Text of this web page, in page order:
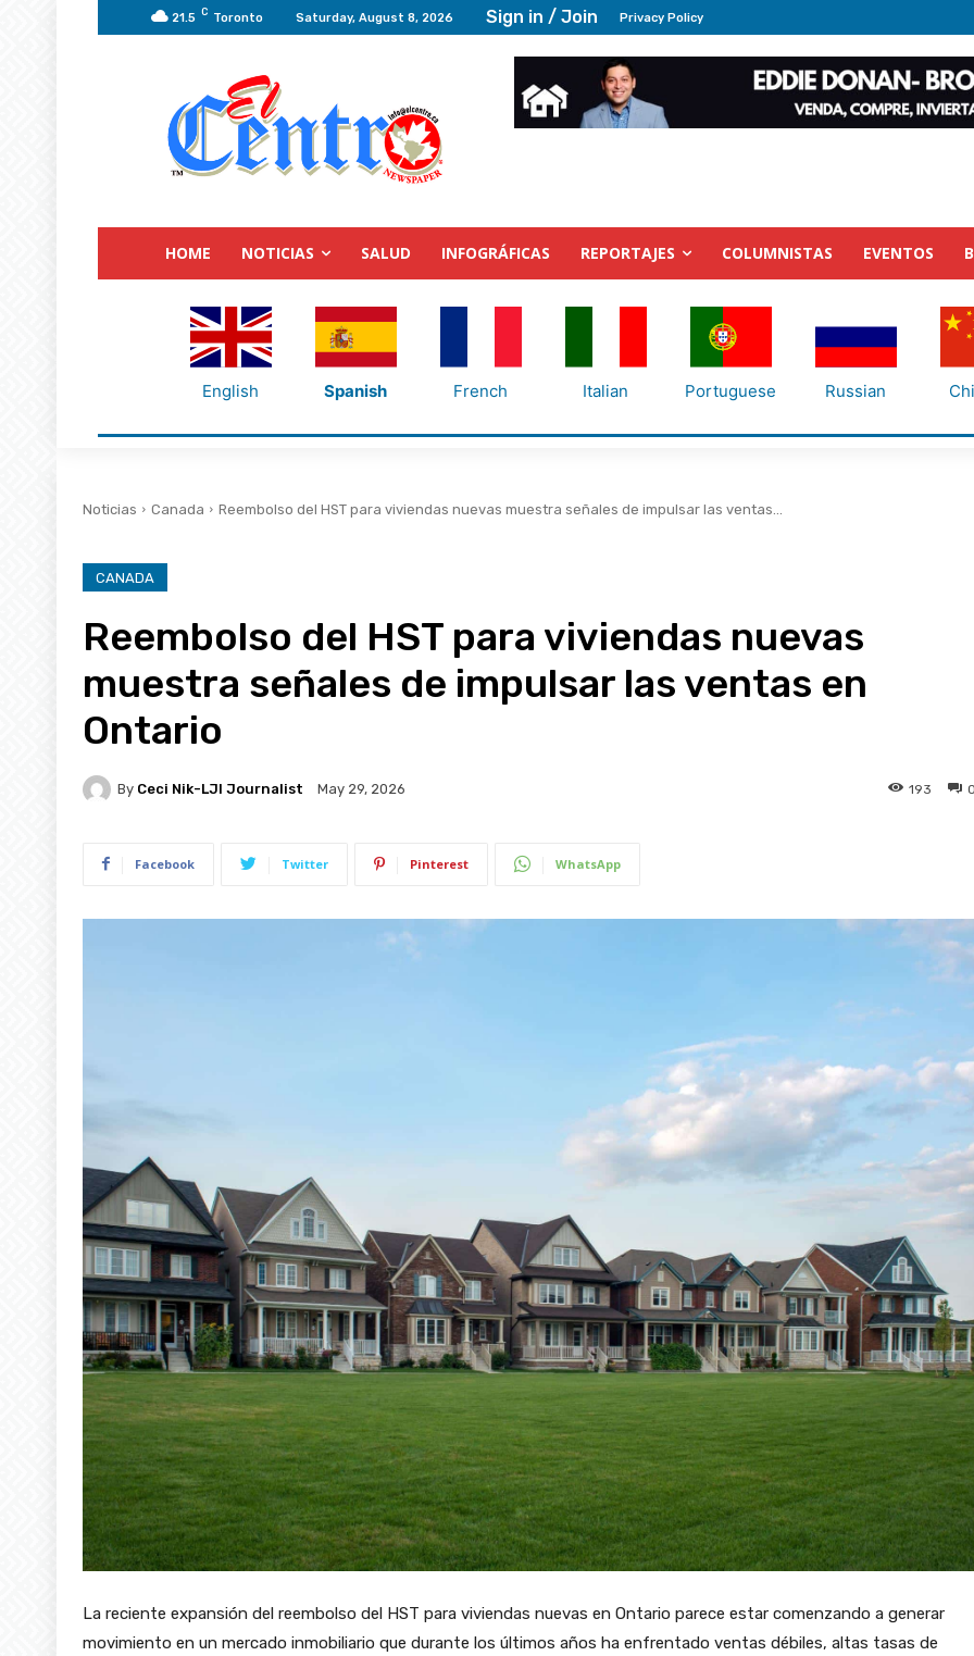
21.5 C Toronto Saturday, August 8, 2026 Sign in / Join Privacy Policy
HOME NOTICIAS SALUD INFOGRÁFICAS REPORTAJES COLUMNISTAS EVENTOS
English Spanish French Italian Portuguese Russian
Noticias Canada Reembolso del HST para viviendas nuevas muestra señales de impulsar las ventas...
CANADA
Reembolso del HST para viviendas nuevas
muestra señales de impulsar las ventas en
Ontario
By Ceci Nik-LJI Journalist May 29, 2026 193
Facebook Twitter Pinterest WhatsApp
La reciente expansión del reembolso del HST para viviendas nuevas en Ontario parece estar comenzando a generar
movimiento en un mercado inmobiliario que durante los últimos años ha enfrentado ventas débiles, altas tasas de